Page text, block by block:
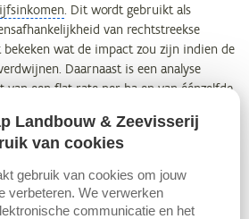
. Dit wordt gebruikt als
van rechtstreekse
wat de impact zou zijn indien de
Daarnaast is een analyse
van een flat rate per ha en van éénzelfde
op basis van het
(LMN) dat beheerd wordt door de
(AMS) van het Departement
klemtoon ligt op een analyse volgens
Landbouw & Zeevisserij
van cookies
gebruik van cookies om jouw
verbeteren. We verwerken
communicatie en het